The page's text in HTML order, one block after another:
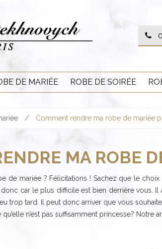
DE MARIÉE ROBE DE SOIRÉE
/ Comment rendre ma robe de mariée
MA ROBE
de mariée ? Félicitations ! Sachez que le
donc car le plus difficile est bien derrière vous.
trop tard. Il peut donc arriver que vous
n’est pas suffisamment princesse?